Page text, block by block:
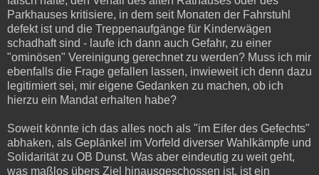
Parkhauses kritisiere, in dem seit Monaten der Fahrstuhl
defekt ist und die Treppenaufgänge für Kinderwägen
schadhaft sind - laufe ich dann auch Gefahr, zu einer
"ominösen" Vereinigung gerechnet zu werden? Muss ich mir
ebenfalls die Frage gefallen lassen, inwieweit ich denn dazu
legitimiert sei, mir eigene Gedanken zu machen, ob ich
hierzu ein Mandat erhalten habe?
Soweit könnte ich das alles noch als "im Eifer des Gefechts"
abhaken, als Geplänkel im Vorfeld diverser Wahlkämpfe und
Solidarität zu OB Dunst. Was aber eindeutig zu weit geht,
was maßlos übers Ziel hinausgeschossen ist, ist ein